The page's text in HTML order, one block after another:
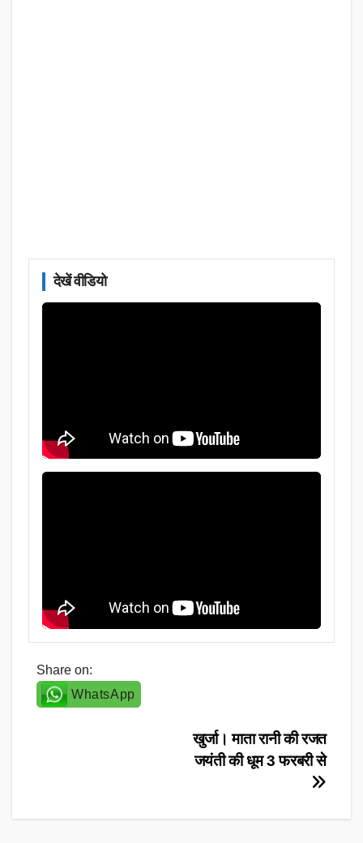
देखें वीडियो
Share on:
WhatsApp
खुर्जा। माता रानी की रजत
जयंती की धूम 3 फरबरी से